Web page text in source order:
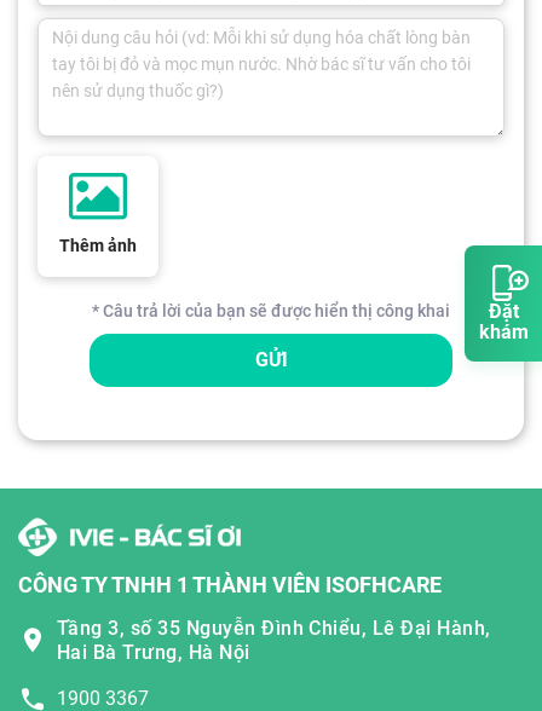
Đặt
khám
Thêm ảnh
* Câu trả lời của bạn sẽ được hiển thị công khai
GỬI
CÔNG TY TNHH 1 THÀNH VIÊN ISOFHCARE
Tầng 3, số 35 Nguyễn Đình Chiểu, Lê Đại Hành,
Hai Bà Trưng, Hà Nội
1900 3367